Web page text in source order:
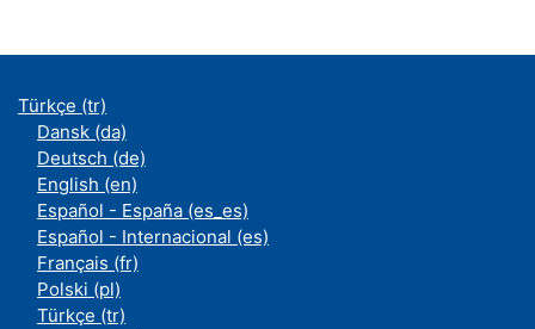
Türkçe ‎(tr)‎
Dansk ‎(da)‎
Deutsch ‎(de)‎
English ‎(en)‎
Español - España ‎(es_es)‎
Español - Internacional ‎(es)‎
Français ‎(fr)‎
Polski ‎(pl)‎
Türkçe ‎(tr)‎